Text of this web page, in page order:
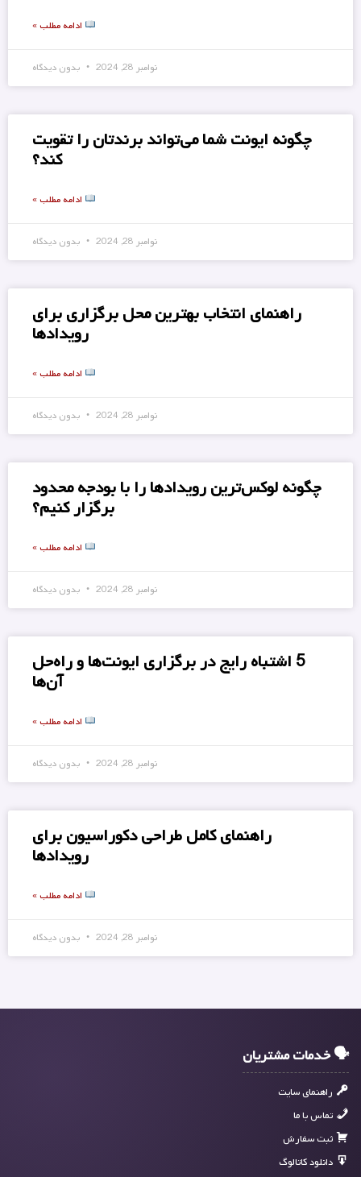
ادامه مطلب »
نوامبر 28, 2024 بدون دیدگاه
چگونه ایونت شما می‌تواند برندتان را تقویت
کند؟
ادامه مطلب »
نوامبر 28, 2024 بدون دیدگاه
راهنمای انتخاب بهترین محل برگزاری برای
رویدادها
ادامه مطلب »
نوامبر 28, 2024 بدون دیدگاه
چگونه لوکس‌ترین رویدادها را با بودجه محدود
برگزار کنیم؟
ادامه مطلب »
نوامبر 28, 2024 بدون دیدگاه
5 اشتباه رایج در برگزاری ایونت‌ها و راه‌حل
آن‌ها
ادامه مطلب »
نوامبر 28, 2024 بدون دیدگاه
راهنمای کامل طراحی دکوراسیون برای
رویدادها
ادامه مطلب »
نوامبر 28, 2024 بدون دیدگاه
🗣 خدمات مشتریان
راهنمای سایت
تماس با ما
ثبت سفارش
دانلود کاتالوگ